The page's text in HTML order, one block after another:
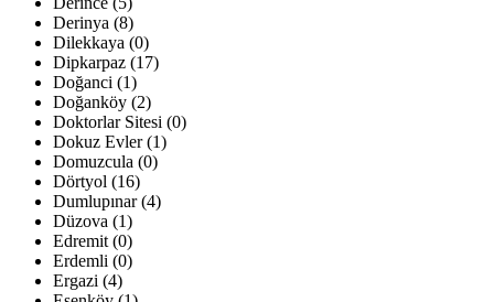
Derinya (8)
Dilekkaya (0)
Dipkarpaz (17)
Doğanci (1)
Doğanköy (2)
Doktorlar Sitesi (0)
Dokuz Evler (1)
Domuzcula (0)
Dörtyol (16)
Dumlupınar (4)
Düzova (1)
Edremit (0)
Erdemli (0)
Ergazi (4)